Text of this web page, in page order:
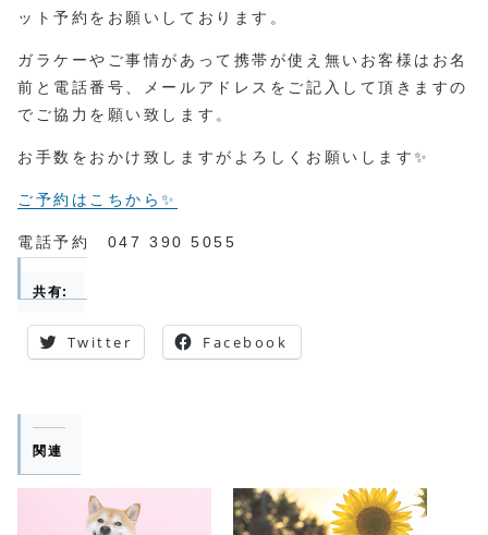
ット予約をお願いしております。
ガラケーやご事情があって携帯が使え無いお客様はお名
前と電話番号、メールアドレスをご記入して頂きますの
でご協力を願い致します。
お手数をおかけ致しますがよろしくお願いします✨
ご予約はこちから✨
電話予約 047 390 5055
共有:
Twitter Facebook
関連